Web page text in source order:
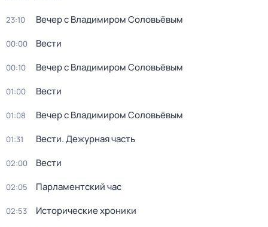
23:10 Вечер с Владимиром Соловьёвым
00:00 Вести
00:10 Вечер с Владимиром Соловьёвым
01:00 Вести
01:08 Вечер с Владимиром Соловьёвым
01:31 Вести. Дежурная часть
02:00 Вести
02:05 Парламентский час
02:53 Исторические хроники